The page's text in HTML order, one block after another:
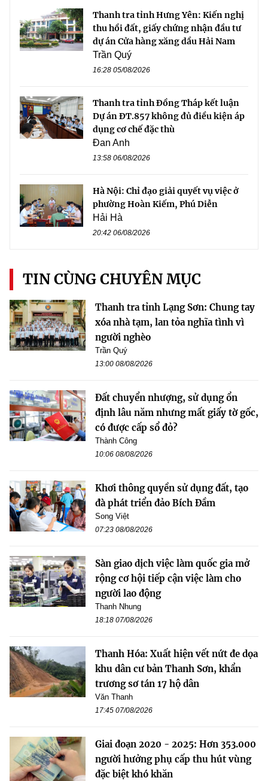
Thanh tra tỉnh Hưng Yên: Kiến nghị
thu hồi đất, giấy chứng nhận đầu tư
dự án Cửa hàng xăng dầu Hải Nam
Trần Quý
16:28 05/08/2026
Thanh tra tỉnh Đồng Tháp kết luận
Dự án ĐT.857 không đủ điều kiện áp
dụng cơ chế đặc thù
Đan Anh
13:58 06/08/2026
Hà Nội: Chỉ đạo giải quyết vụ việc ở
phường Hoàn Kiếm, Phú Diễn
Hải Hà
20:42 06/08/2026
TIN CÙNG CHUYÊN MỤC
Thanh tra tỉnh Lạng Sơn: Chung tay
xóa nhà tạm, lan tỏa nghĩa tình vì
người nghèo
Trần Quý
13:00 08/08/2026
Đất chuyển nhượng, sử dụng ổn
định lâu năm nhưng mất giấy tờ gốc,
có được cấp sổ đỏ?
Thành Công
10:06 08/08/2026
Khơi thông quyền sử dụng đất, tạo
đà phát triển đảo Bích Đầm
Song Việt
07:23 08/08/2026
Sàn giao dịch việc làm quốc gia mở
rộng cơ hội tiếp cận việc làm cho
người lao động
Thanh Nhung
18:18 07/08/2026
Thanh Hóa: Xuất hiện vết nứt đe dọa
khu dân cư bản Thanh Sơn, khẩn
trương sơ tán 17 hộ dân
Văn Thanh
17:45 07/08/2026
Giai đoạn 2020 - 2025: Hơn 353.000
người hưởng phụ cấp thu hút vùng
đặc biệt khó khăn